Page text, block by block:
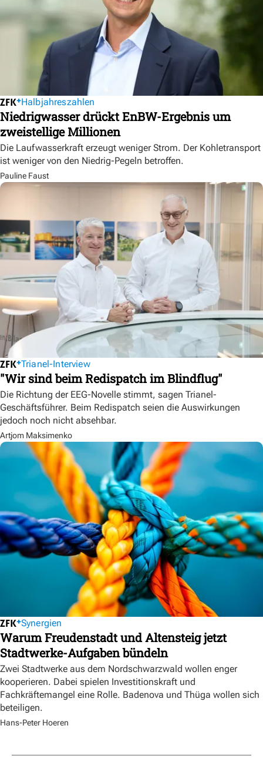
Halbjahreszahlen
Niedrigwasser drückt EnBW-Ergebnis um
zweistellige Millionen
Die Laufwasserkraft erzeugt weniger Strom. Der Kohletransport
ist weniger von den Niedrig-Pegeln betroffen.
Pauline Faust
Trianel-Interview
"Wir sind beim Redispatch im Blindflug"
Die Richtung der EEG-Novelle stimmt, sagen Trianel-
Geschäftsführer. Beim Redispatch seien die Auswirkungen
jedoch noch nicht absehbar.
Artjom Maksimenko
Synergien
Warum Freudenstadt und Altensteig jetzt
Stadtwerke-Aufgaben bündeln
Zwei Stadtwerke aus dem Nordschwarzwald wollen enger
kooperieren. Dabei spielen Investitionskraft und
Fachkräftemangel eine Rolle. Badenova und Thüga wollen sich
beteiligen.
Hans-Peter Hoeren